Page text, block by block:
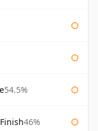
54.5%
46%